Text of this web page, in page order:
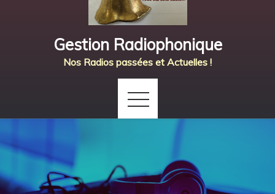
Gestion Radiophonique
Nos Radios passées et Actuelles !